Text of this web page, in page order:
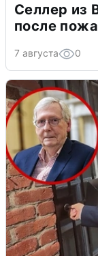
Селлер из
после
7 августа 0